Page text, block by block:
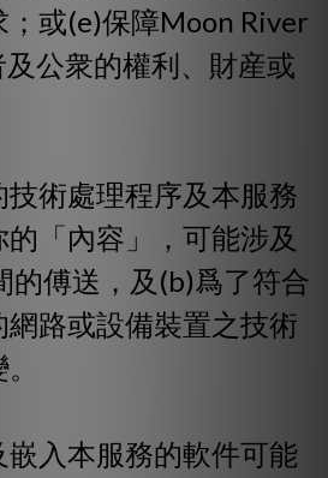
或(e)保障Moon River
公衆的權利、財産或
術處理程序及本服務
「內容」，可能涉及
的傅送，及(b)爲了符合
路或設備裝置之技術
入本服務的軟件可能